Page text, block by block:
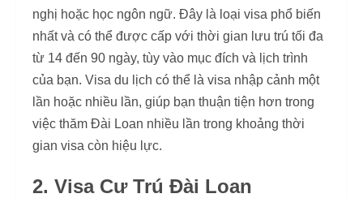
nghị hoặc học ngôn ngữ. Đây là loại visa phổ biến
nhất và có thể được cấp với thời gian lưu trú tối đa
từ 14 đến 90 ngày, tùy vào mục đích và lịch trình
của bạn. Visa du lịch có thể là visa nhập cảnh một
lần hoặc nhiều lần, giúp bạn thuận tiện hơn trong
việc thăm Đài Loan nhiều lần trong khoảng thời
gian visa còn hiệu lực.
2. Visa Cư Trú Đài Loan